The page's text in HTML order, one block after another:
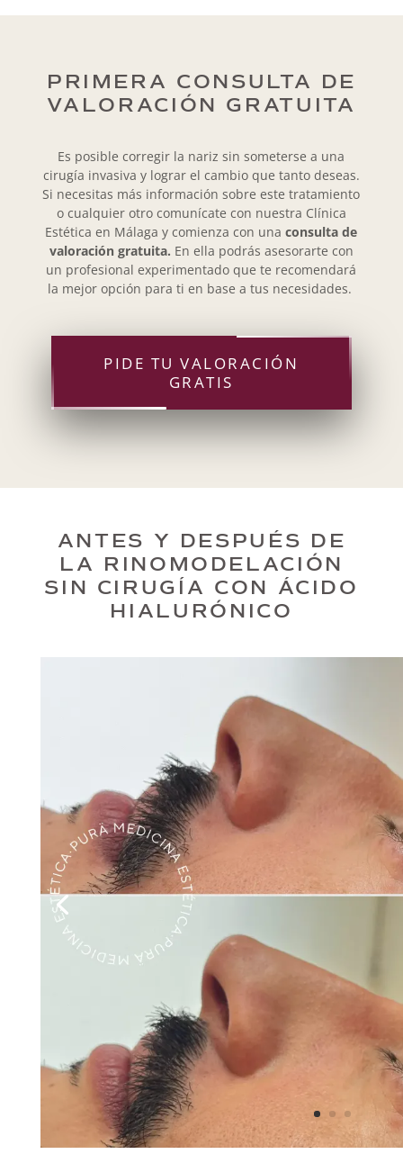
PRIMERA CONSULTA DE
VALORACIÓN GRATUITA
Es posible corregir la nariz sin someterse a una
cirugía invasiva y lograr el cambio que tanto deseas.
Si necesitas más información sobre este tratamiento
o cualquier otro comunícate con nuestra Clínica
Estética en Málaga y comienza con unaconsulta de
valoración gratuita. En ella podrás asesorarte con
un profesional experimentado que te recomendará
la mejor opción para ti en base a tus necesidades.
PIDE TU VALORACIÓN
GRATIS
ANTES Y DESPUÉS DE
LA RINOMODELACIÓN
SIN CIRUGÍA CON ÁCIDO
HIALURÓNICO